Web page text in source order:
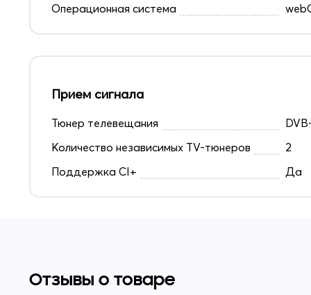
Операционная система
Прием сигнала
Тюнер телевещания
Количество независимых TV-тюнеров
2
Поддержка CI+
Да
Отзывы о товаре